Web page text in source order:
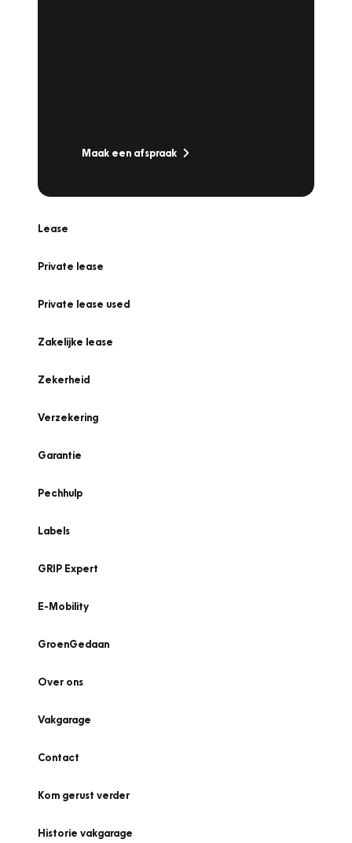
Maak een afspraak
Lease
Private lease
Private lease used
Zakelijke lease
Zekerheid
Verzekering
Garantie
Pechhulp
Labels
GRIP Expert
E-Mobility
GroenGedaan
Over ons
Vakgarage
Contact
Kom gerust verder
Historie vakgarage